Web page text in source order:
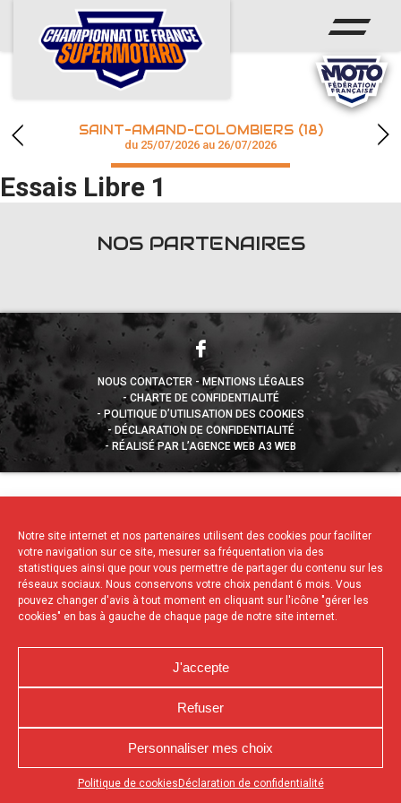
Notre site internet et nos partenaires utilisent des cookies pour faciliter
votre navigation sur ce site, mesurer sa fréquentation via des
statistiques ainsi que pour vous permettre de partager du contenu sur les
réseaux sociaux. Nous conservons votre choix pendant 6 mois. Vous
pouvez changer d'avis à tout moment en cliquant sur l'icône "gérer les
cookies" en bas à gauche de chaque page de notre site internet.
J'accepte
Refuser
Personnaliser mes choix
Politique de cookies Déclaration de confidentialité
Appuyez sur le bouton partager en bas de votre
ACCUEIL
ACTUS
CALENDRIER
CHAMPIONNAT
RÉSULTATS
SAINT-AMAND-COLOMBIERS (18)
du 25/07/2026 au 26/07/2026
Essais Libre 1
NOS PARTENAIRES
NOUS CONTACTER
MENTIONS LÉGALES
CHARTE DE CONFIDENTIALITÉ
POLITIQUE D’UTILISATION DES COOKIES
DÉCLARATION DE CONFIDENTIALITÉ
RÉALISÉ PAR L’AGENCE WEB A3 WEB